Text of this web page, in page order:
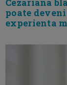
Cezariana
poate
experienta